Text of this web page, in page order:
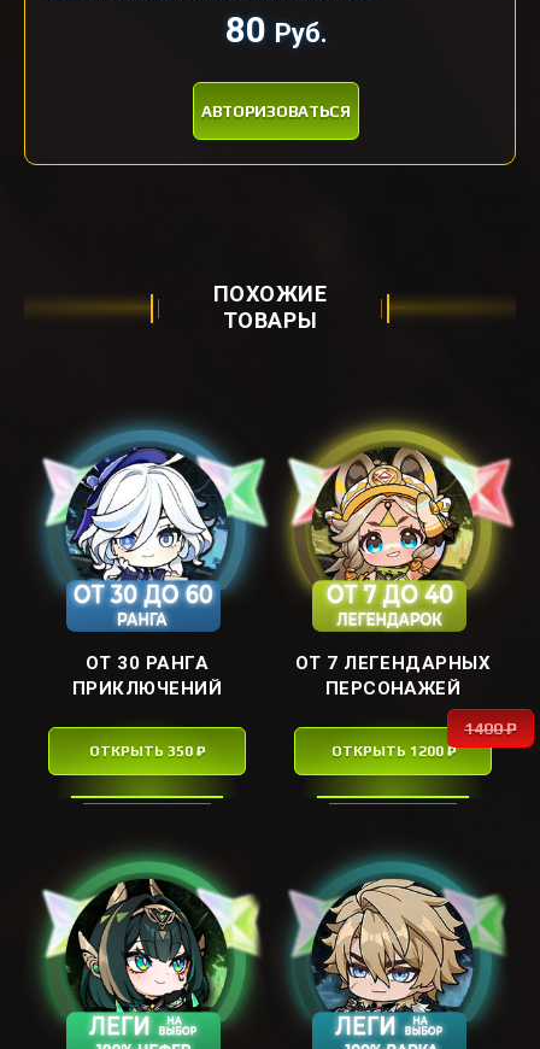
80 Руб.
АВТОРИЗОВАТЬСЯ
ПОХОЖИЕ
ТОВАРЫ
ОТ 30 РАНГА
ПРИКЛЮЧЕНИЙ
ОТКРЫТЬ 350 ₽
ОТ 7 ЛЕГЕНДАРНЫХ
ПЕРСОНАЖЕЙ
ОТКРЫТЬ 1200 ₽
1400 ₽